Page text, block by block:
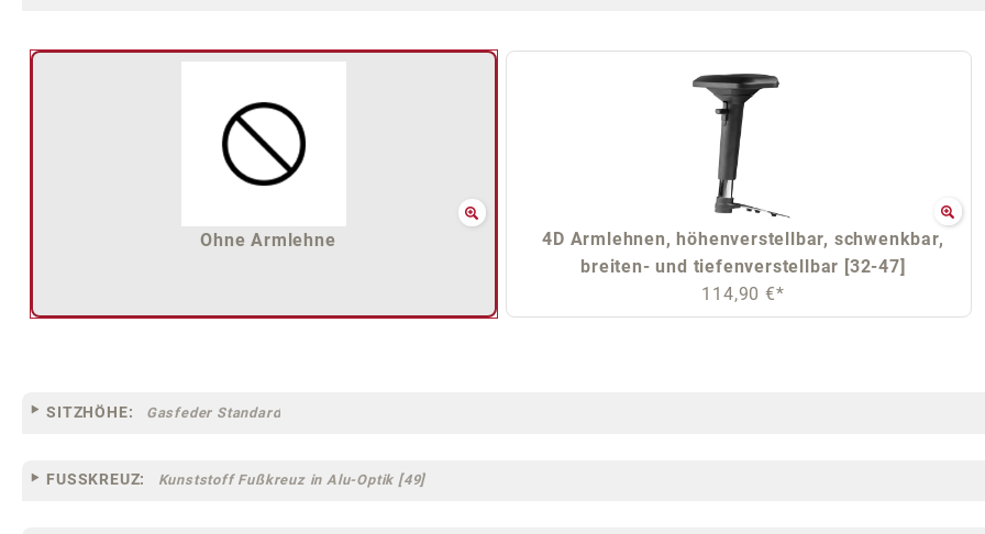
Ohne Armlehne
4D Armlehnen, höhenverstellbar, schwenkbar,
breiten- und tiefenverstellbar [32-47]
114,90 €*
SITZHÖHE: Gasfeder Standard
FUSSKREUZ: Kunststoff Fußkreuz in Alu-Optik [49]